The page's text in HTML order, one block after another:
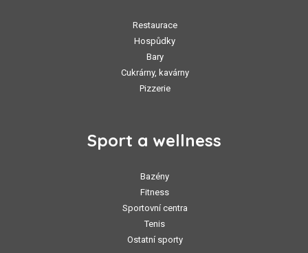
Restaurace
Hospůdky
Bary
Cukrárny, kavárny
Pizzerie
Sport a wellness
Bazény
Fitness
Sportovní centra
Tenis
Ostatní sporty